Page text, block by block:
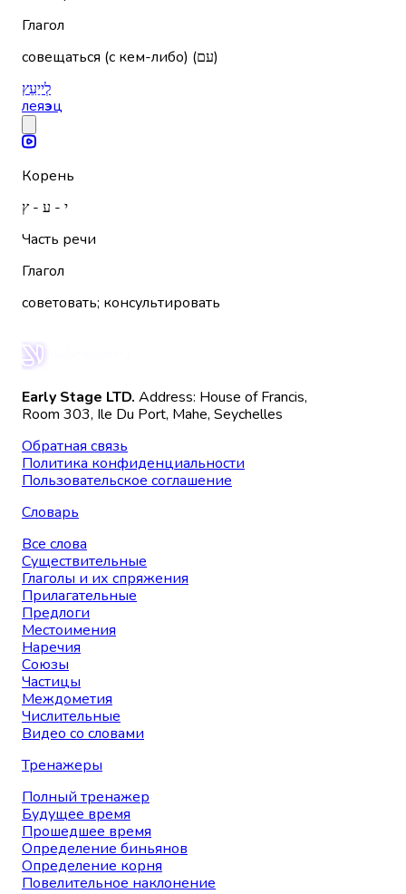
Глагол
совещаться (с кем-либо) (עם)
לְייַעֵץ
леяэц
Корень
י - ע - ץ
Часть речи
Глагол
советовать; консультировать
Early Stage LTD. Address: House of Francis,
Room 303, Ile Du Port, Mahe, Seychelles
Обратная связь
Политика конфиденциальности
Пользовательское соглашение
Словарь
Все слова
Существительные
Глаголы и их спряжения
Прилагательные
Предлоги
Местоимения
Наречия
Союзы
Частицы
Междометия
Числительные
Видео со словами
Тренажеры
Полный тренажер
Будущее время
Прошедшее время
Определение биньянов
Определение корня
Повелительное наклонение